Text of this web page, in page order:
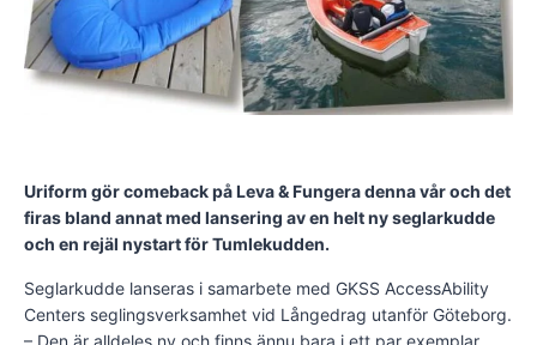
Uriform gör comeback på Leva & Fungera denna vår och det
firas bland annat med lansering av en helt ny seglarkudde
och en rejäl nystart för Tumlekudden.
Seglarkudde lanseras i samarbete med GKSS AccessAbility
Centers seglingsverksamhet vid Långedrag utanför Göteborg.